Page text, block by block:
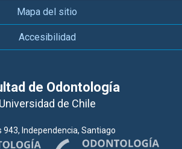
Mapa del sitio
Accesibilidad
de Odontología
Universidad de Chile
943, Independencia, Santiago